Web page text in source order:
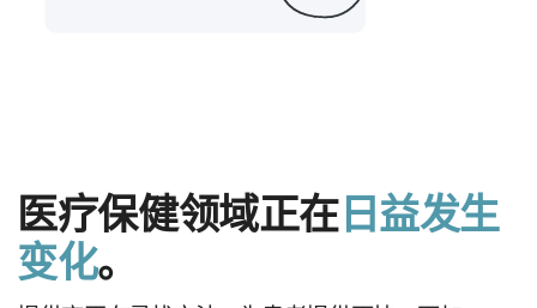
医​疗​保健​领域​正在日益​发生​
变化。